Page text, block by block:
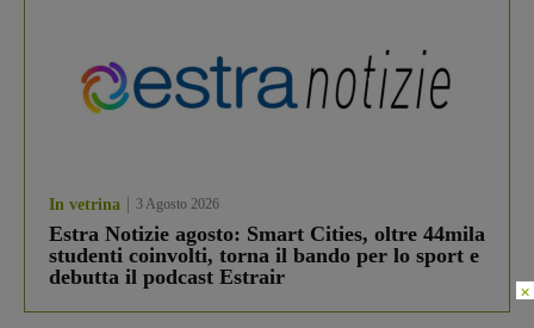
In vetrina 3 Agosto 2026
Estra Notizie agosto: Smart Cities, oltre 44mila
studenti coinvolti, torna il bando per lo sport e
debutta il podcast Estrair
×